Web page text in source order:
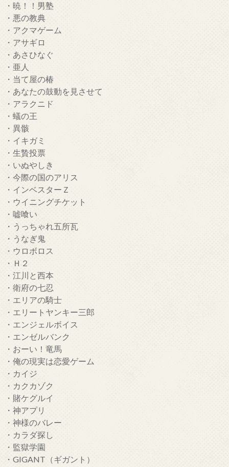
・暁！！男塾
・悪の教典
・アクマゲーム
・アサギロ
・あさひなぐ
・亜人
・当て屋の椿
・あなたの鼓動を見させて
・アラクニド
・蟻の王
・異骸
・イキガミ
・生贄投票
・いぬやしき
・今際の国のアリス
・インベスターＺ
・ウイニングチケット
・嘘喰い
・うっちゃれ五所瓦
・うなぎ鬼
・ウロボロス
・Ｈ２
・江川と西本
・衛府の七忍
・エリアの騎士
・エリートヤンキー三郎
・エンジェルボイス
・エンゼルバンク
・おーい！竜馬
・俺の現実は恋愛ゲーム
・カイジ
・カクカゾク
・賭ケグルイ
・神アプリ
・神様のバレー
・カラダ探し
・監獄学園
・GIGANT（ギガント）